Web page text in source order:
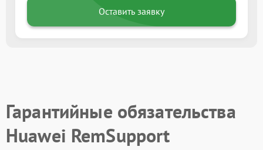
Оставить заявку
Гарантийные обязательства
Huawei RemSupport